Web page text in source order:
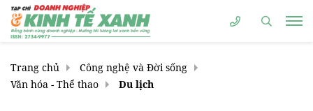
Trang chủ
Công nghệ và Đời sống
Văn hóa - Thể thao
Du lịch